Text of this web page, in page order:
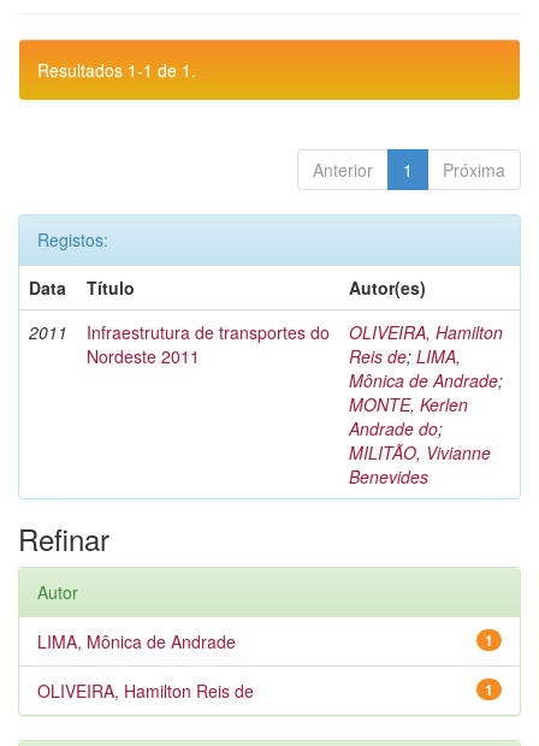
Resultados 1-1 de 1.
Anterior 1 Próxima
Registos:
Data
Título
Autor(es)
2011
Infraestrutura de transportes do
Nordeste 2011
OLIVEIRA, Hamilton
Reis de; LIMA,
Mônica de Andrade;
MONTE, Kerlen
Andrade do;
MILITÃO, Vivianne
Benevides
Refinar
Autor
1
LIMA, Mônica de Andrade
1
OLIVEIRA, Hamilton Reis de